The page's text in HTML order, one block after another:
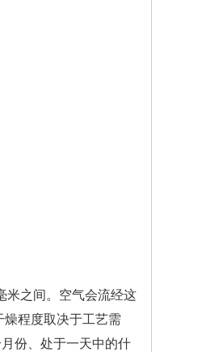
之间。空气会流经这
燥程度取决于工艺需
份、处于一天中的什